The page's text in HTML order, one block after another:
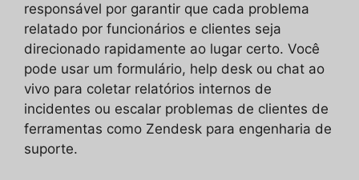
responsável por garantir que cada problema
relatado por funcionários e clientes seja
direcionado rapidamente ao lugar certo. Você
pode usar um formulário, help desk ou chat ao
vivo para coletar relatórios internos de
incidentes ou escalar problemas de clientes de
ferramentas como Zendesk para engenharia de
suporte.